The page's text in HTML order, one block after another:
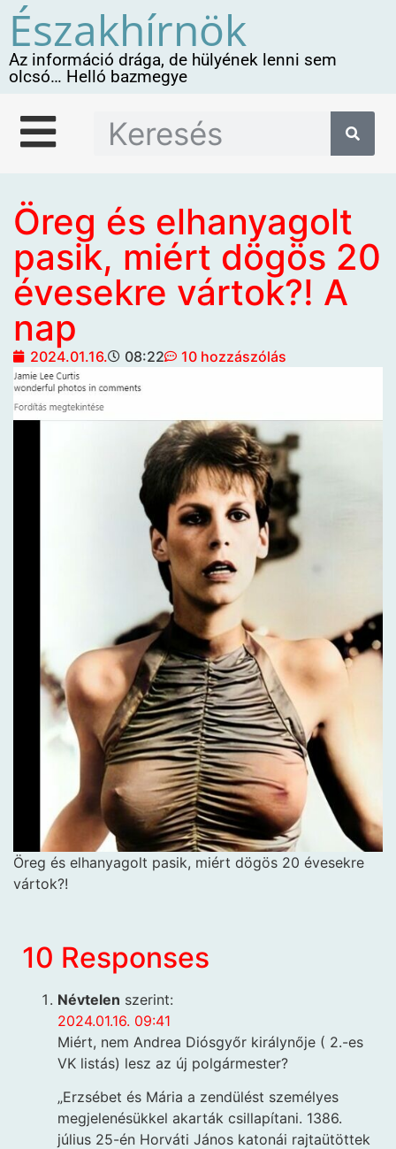
Északhírnök
Az információ drága, de hülyének lenni sem
olcsó… Helló bazmegye
Öreg és elhanyagolt
pasik, miért dögös 20
évesekre vártok?! A
nap
2024.01.16. 08:22 10 hozzászólás
Öreg és elhanyagolt pasik, miért dögös 20 évesekre
vártok?!
10 Responses
Névtelen szerint:
2024.01.16. 09:41
Miért, nem Andrea Diósgyőr királynője ( 2.-es
VK listás) lesz az új polgármester?
„Erzsébet és Mária a zendülést személyes
megjelenésükkel akarták csillapítani. 1386.
július 25-én Horváti János katonái rajtaütöttek